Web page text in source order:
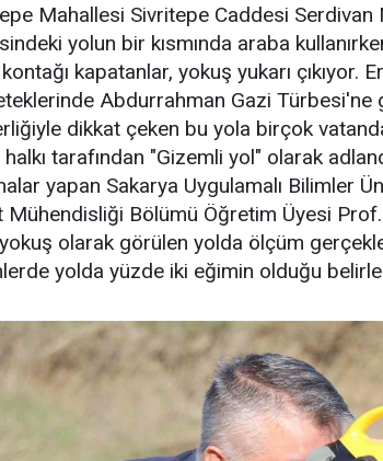
Mahallesi Sivritepe Caddesi Serdivan
yolun bir kısmında araba
kapatanlar, yokuş yukarı çıkıyor.
Abdurrahman Gazi Türbesi'ne
dikkat çeken bu yola birçok
tarafından "Gizemli yol" olarak
yapan Sakarya Uygulamalı Bilimler
Mühendisliği Bölümü Öğretim Üyesi
olarak görülen yolda ölçüm
yolda yüzde iki eğimin olduğu